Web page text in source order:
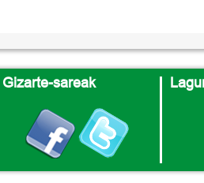
Gizarte-sareak